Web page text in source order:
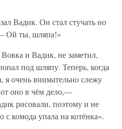
Вадик. Он стал стучать но
Ой ты, шляпа!»
и Вадик, не заметил,
под шляпу. Теперь, когда
я очень внимательно слежу
оно в чём дело,—
рисовали, поэтому и не
комода упала на котёнка».